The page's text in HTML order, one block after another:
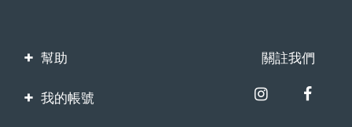
幫助
聯繫我們
關註我們
我的帳號